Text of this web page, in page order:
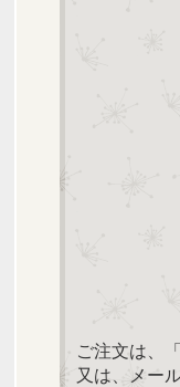
ご注文は、
又は、メー